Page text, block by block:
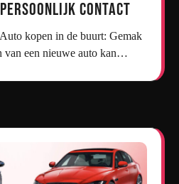
Contact
van een nieuwe auto kan…